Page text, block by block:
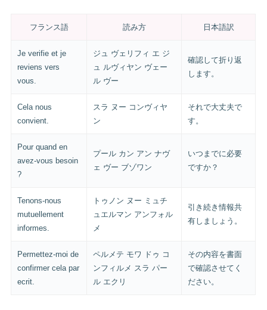
フランス語 読み方 日本語訳
Je verifie et je
reviens vers
vous.
ジュ ヴェリフィ エ ジ
ュ ルヴィヤン ヴェー
ル ヴー
確認して折り返
します。
Cela nous
convient.
スラ ヌー コンヴィヤ
ン
それで大丈夫で
す。
Pour quand en
avez-vous besoin
?
プール カン アン ナヴ
ェ ヴー ブゾワン
いつまでに必要
ですか？
Tenons-nous
mutuellement
informes.
トゥノン ヌー ミュチ
ュエルマン アンフォル
メ
引き続き情報共
有しましょう。
Permettez-moi de
confirmer cela par
ecrit.
ペルメテ モワ ドゥ コ
ンフィルメ スラ パー
ル エクリ
その内容を書面
で確認させてく
ださい。